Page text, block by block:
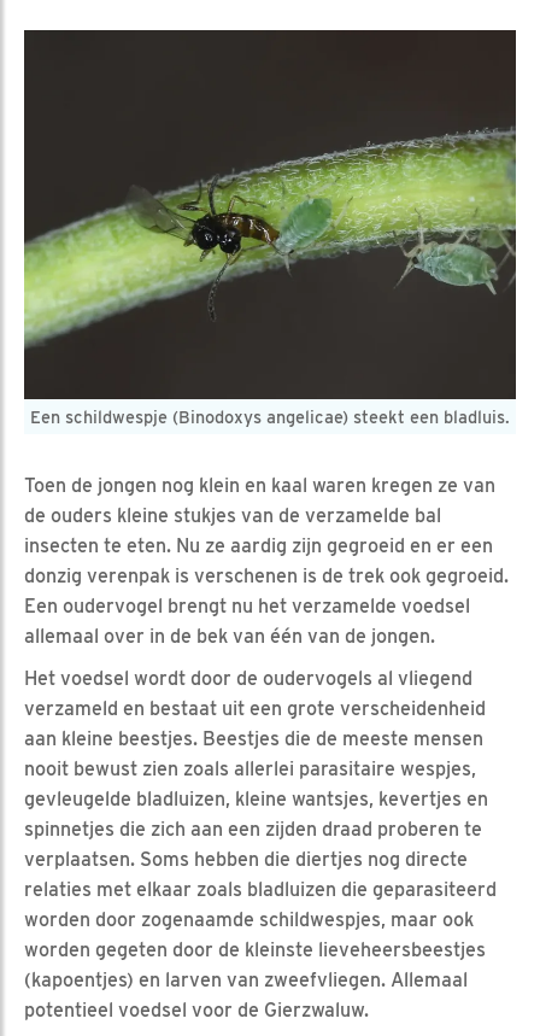
Een schildwespje (Binodoxys angelicae) steekt een bladluis.
Toen de jongen nog klein en kaal waren kregen ze van
de ouders kleine stukjes van de verzamelde bal
insecten te eten. Nu ze aardig zijn gegroeid en er een
donzig verenpak is verschenen is de trek ook gegroeid.
Een oudervogel brengt nu het verzamelde voedsel
allemaal over in de bek van één van de jongen.
Het voedsel wordt door de oudervogels al vliegend
verzameld en bestaat uit een grote verscheidenheid
aan kleine beestjes. Beestjes die de meeste mensen
nooit bewust zien zoals allerlei parasitaire wespjes,
gevleugelde bladluizen, kleine wantsjes, kevertjes en
spinnetjes die zich aan een zijden draad proberen te
verplaatsen. Soms hebben die diertjes nog directe
relaties met elkaar zoals bladluizen die geparasiteerd
worden door zogenaamde schildwespjes, maar ook
worden gegeten door de kleinste lieveheersbeestjes
(kapoentjes) en larven van zweefvliegen. Allemaal
potentieel voedsel voor de Gierzwaluw.